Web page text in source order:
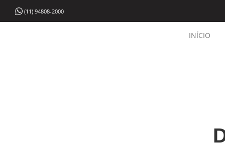
(11) 94808-2000
INÍCIO